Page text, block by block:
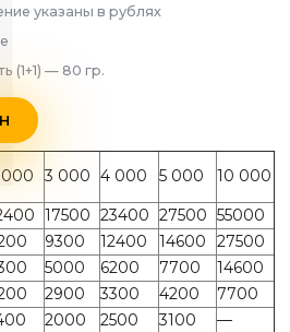
указаны в рублях
(1+1) — 80 гр.
3 000 4 000 5 000
10 000
17500 23400 27500 55000
9300 12400 14600
27500
5000 6200 7700
14600
2900 3300 4200
7700
2000 2500 3100 —